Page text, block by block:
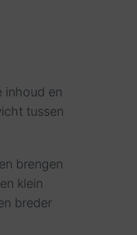
inhoud en
tussen
brengen
klein
breder